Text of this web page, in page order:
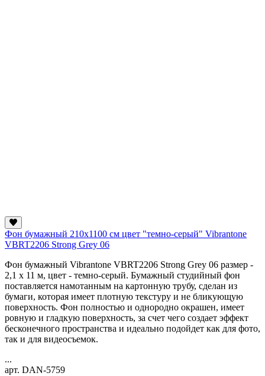
Фон бумажный 210x1100 см цвет "темно-серый" Vibrantone
VBRT2206 Strong Grey 06
Фон бумажный Vibrantone VBRT2206 Strong Grey 06 размер -
2,1 x 11 м, цвет - темно-серый. Бумажный студийный фон
поставляется намотанным на картонную трубу, сделан из
бумаги, которая имеет плотную текстуру и не бликующую
поверхность. Фон полностью и однородно окрашен, имеет
ровную и гладкую поверхность, за счет чего создает эффект
бесконечного пространства и идеально подойдет как для фото,
так и для видеосъемок.
...
арт. DAN-5759